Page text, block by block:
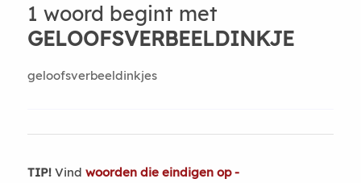
1 woord begint met
GELOOFSVERBEELDINKJE
geloofsverbeeldinkjes
TIP!Vind woorden die eindigen op -